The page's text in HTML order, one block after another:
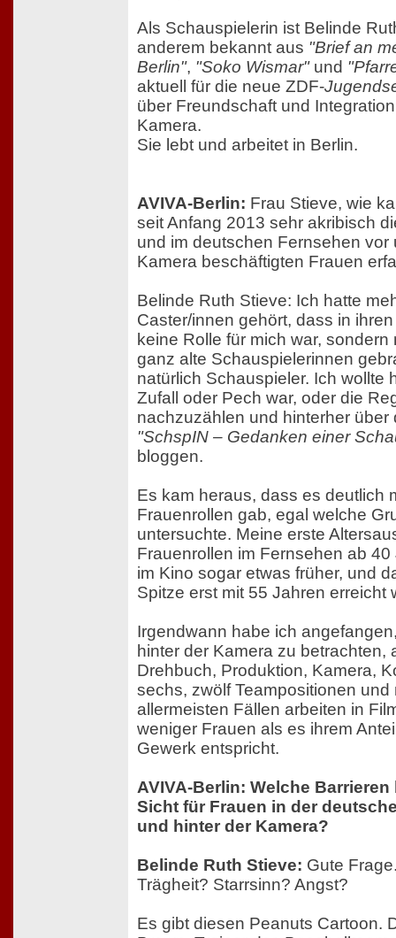
Als Schauspielerin ist Belinde
anderem bekannt aus "Brief an
Berlin", "Soko Wismar"und
aktuell für die neue ZDF-
über Freundschaft und
Kamera.
Sie lebt und arbeitet in Berlin.
AVIVA-Berlin: Frau Stieve, wie
seit Anfang 2013 sehr akribisch
und im deutschen Fernsehen vor
Kamera beschäftigten Frauen
Belinde Ruth Stieve: Ich hatte
Caster/innen gehört, dass in
keine Rolle für mich war,
ganz alte Schauspielerinnen
natürlich Schauspieler. Ich wollte
Zufall oder Pech war, oder die
nachzuzählen und hinterher über
"SchspIN – Gedanken einer
bloggen.
Es kam heraus, dass es deutlich
Frauenrollen gab, egal welche
untersuchte. Meine erste
Frauenrollen im Fernsehen ab
im Kino sogar etwas früher, und
Spitze erst mit 55 Jahren erreicht
Irgendwann habe ich
hinter der Kamera zu betrachten,
Drehbuch, Produktion, Kamera,
sechs, zwölf Teampositionen und
allermeisten Fällen arbeiten in
weniger Frauen als es ihrem
Gewerk entspricht.
AVIVA-Berlin: Welche
Sicht für Frauen in der
und hinter der Kamera?
Belinde Ruth Stieve: Gute
Trägheit? Starrsinn? Angst?
Es gibt diesen Peanuts Cartoon.